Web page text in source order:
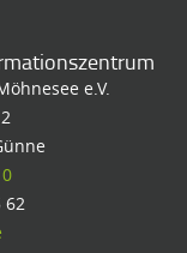
e.V.
62